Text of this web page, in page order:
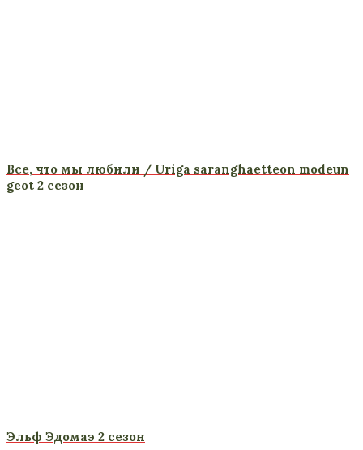
Все, что мы любили / Uriga saranghaetteon modeun
geot 2 сезон
Эльф Эдомаэ 2 сезон